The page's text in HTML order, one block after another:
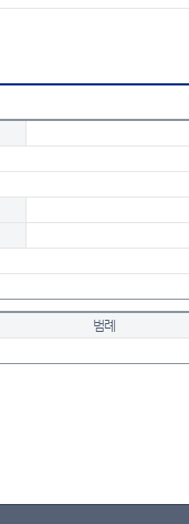
범례